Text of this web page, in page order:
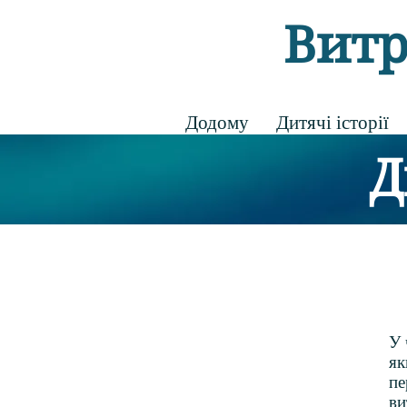
Додому Дитячі історії
У